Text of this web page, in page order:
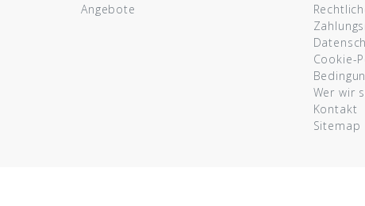
Angebote
Cookie-
Wer wir
Kontakt
Sitemap